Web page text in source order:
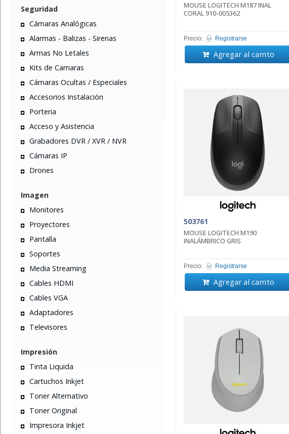
Seguridad
Cámaras Analógicas
Alarmas - Balizas - Sirenas
Armas No Letales
Kits de Camaras
Cámaras Ocultas / Especiales
Accesorios Instalación
Porteria
Acceso y Asistencia
Grabadores DVR / XVR / NVR
Cámaras IP
Drones
Imagen
Monitores
Proyectores
Pantalla
Soportes
Media Streaming
Cables HDMI
Cables VGA
Adaptadores
Televisores
Impresión
Tinta Liquida
Cartuchos Inkjet
Toner Alternativo
Toner Original
Impresora Inkjet
MOUSE LOGITECH M187 INAL
CORAL 910-005362
Precio: Registrarse
Agregar al carrito
503761
MOUSE LOGITECH M190
INALÁMBRICO GRIS
Precio: Registrarse
Agregar al carrito